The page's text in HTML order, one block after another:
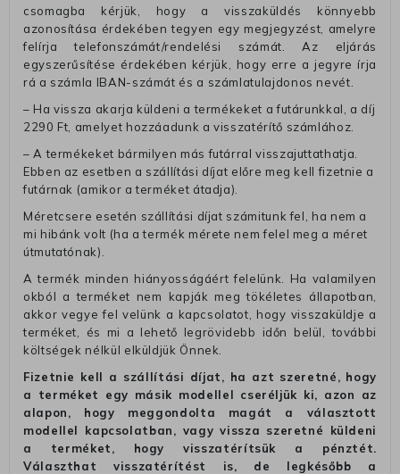
csomagba kérjük, hogy a visszaküldés könnyebb
azonosítása érdekében tegyen egy megjegyzést, amelyre
felírja telefonszámát/rendelési számát. Az eljárás
egyszerűsítése érdekében kérjük, hogy erre a jegyre írja
rá a számla IBAN-számát és a számlatulajdonos nevét.
– Ha vissza akarja küldeni a termékeket a futárunkkal, a díj
2290 Ft, amelyet hozzáadunk a visszatérítő számlához.
– A termékeket bármilyen más futárral visszajuttathatja.
Ebben az esetben a szállítási díjat előre meg kell fizetnie a
futárnak (amikor a terméket átadja).
Méretcsere esetén szállítási díjat számitunk fel, ha nem a
mi hibánk volt (ha a termék mérete nem felel meg a méret
útmutatónak).
A termék minden hiányosságáért felelünk. Ha valamilyen
okból a terméket nem kapják meg tökéletes állapotban,
akkor vegye fel velünk a kapcsolatot, hogy visszaküldje a
terméket, és mi a lehető legrövidebb időn belül, további
költségek nélkül elküldjük Önnek.
Fizetnie kell a szállítási díjat, ha azt szeretné, hogy
a terméket egy másik modellel cseréljük ki, azon az
alapon, hogy meggondolta magát a választott
modellel kapcsolatban, vagy vissza szeretné küldeni
a terméket, hogy visszatérítsük a pénztét.
Választhat visszatérítést is, de legkésőbb a